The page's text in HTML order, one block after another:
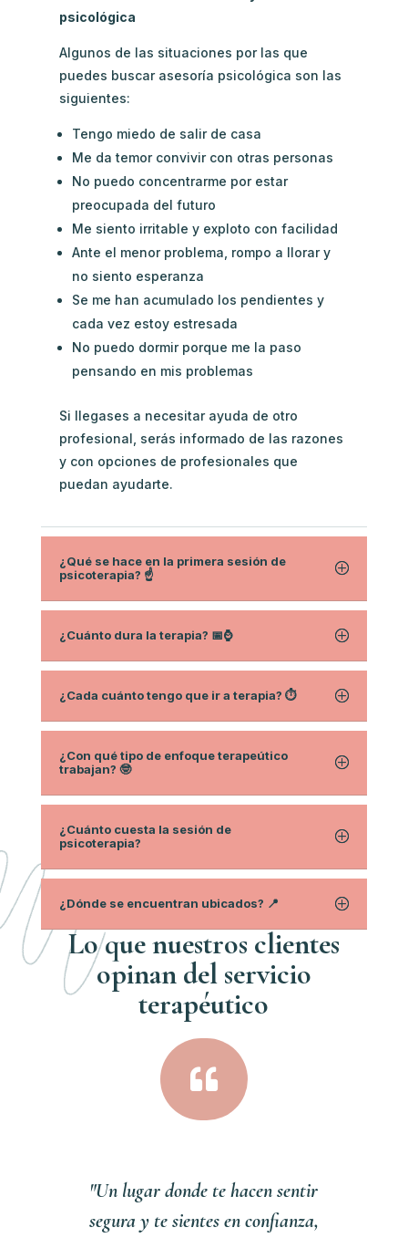
psicológica
Algunos de las situaciones por las que
puedes buscar asesoría psicológica son las
siguientes:
Tengo miedo de salir de casa
Me da temor convivir con otras personas
No puedo concentrarme por estar
preocupada del futuro
Me siento irritable y exploto con facilidad
Ante el menor problema, rompo a llorar y
no siento esperanza
Se me han acumulado los pendientes y
cada vez estoy estresada
No puedo dormir porque me la paso
pensando en mis problemas
Si llegases a necesitar ayuda de otro
profesional, serás informado de las razones
y con opciones de profesionales que
puedan ayudarte.
¿Qué se hace en la primera sesión de
psicoterapia? ☝️
¿Cuánto dura la terapia? 📅⌚
¿Cada cuánto tengo que ir a terapia? ⏱
¿Con qué tipo de enfoque terapeútico
trabajan? 🤓
¿Cuánto cuesta la sesión de
psicoterapia?
¿Dónde se encuentran ubicados? 📍
Lo que nuestros clientes
opinan del servicio
terapéutico

"Un lugar donde te hacen sentir
segura y te sientes en confianza,